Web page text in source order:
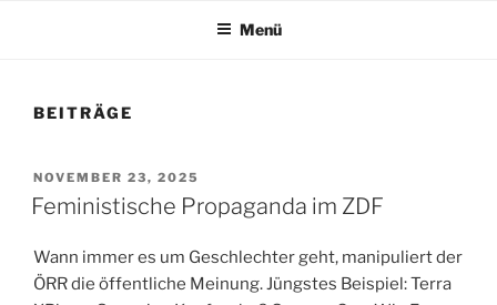
Menü
BEITRÄGE
VERÖFFENTLICHT
AM
NOVEMBER 23, 2025
Feministische Propaganda im ZDF
Wann immer es um Geschlechter geht, manipuliert der
ÖRR die öffentliche Meinung. Jüngstes Beispiel: Terra